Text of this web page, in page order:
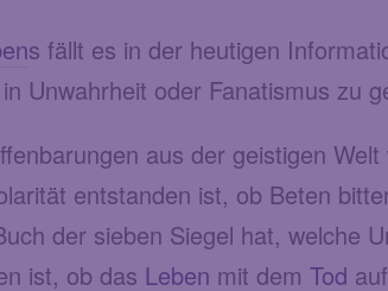
s fällt es in der heutigen
Unwahrheit oder Fanatismus zu
aus der geistigen
entstanden ist, ob Beten
der sieben Siegel hat, welche
ist, ob das Leben mit dem Tod